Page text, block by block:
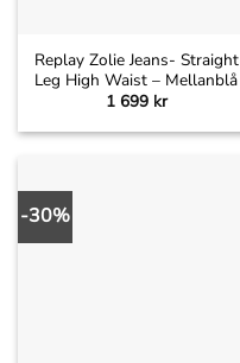
Replay Zolie Jeans- Straight
Leg High Waist – Mellanblå
1 699 kr
-30%